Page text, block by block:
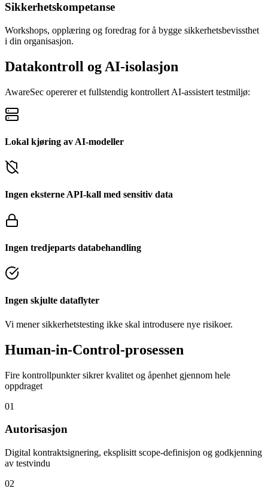
Sikkerhetskompetanse
Workshops, opplæring og foredrag for å bygge sikkerhetsbevissthet
i din organisasjon.
Datakontroll og AI-isolasjon
AwareSec opererer et fullstendig kontrollert AI-assistert testmiljø:
Lokal kjøring av AI-modeller
Ingen eksterne API-kall med sensitiv data
Ingen tredjeparts databehandling
Ingen skjulte dataflyter
Vi mener sikkerhetstesting ikke skal introdusere nye risikoer.
Human-in-Control-prosessen
Fire kontrollpunkter sikrer kvalitet og åpenhet gjennom hele
oppdraget
01
Autorisasjon
Digital kontraktsignering, eksplisitt scope-definisjon og godkjenning
av testvindu
02